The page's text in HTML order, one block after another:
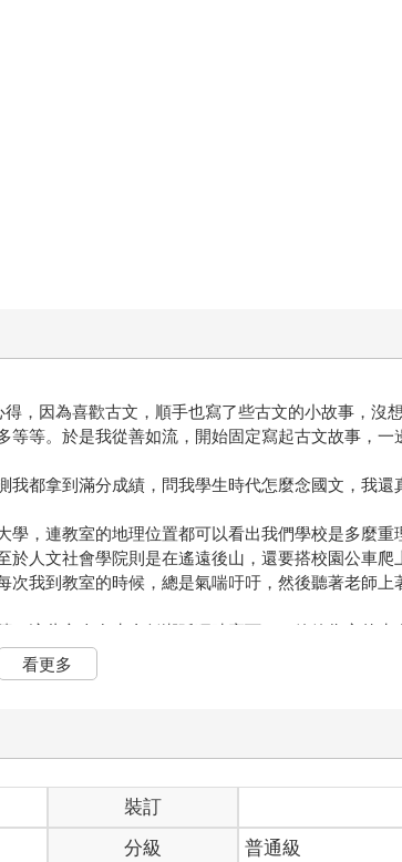
，因為喜歡古文，順手也寫了些古文的小故事，沒
等。於是我從善如流，開始固定寫起古文故事，
都拿到滿分成績，問我學生時代怎麼念國文，我
，連教室的地理位置都可以看出我們學校是多麼
人文社會學院則是在遙遠後山，還要搭校園公車爬
我到教室的時候，總是氣喘吁吁，然後聽著老師
這些文人在生命低潮孤獨時寫下了一篇篇雋永的生
，過去的人也曾經有過。
候，可以理解彼此，同理換位思考。藉由閱讀別人
，並能解答及安頓他們的心靈，讓我覺得很幸福。
讀它。而且不論什麼年齡，都能有不同的體悟。
讓它更接近現代的情境，無非都是希望大家能對古
看更多
裝訂
分級
普通級